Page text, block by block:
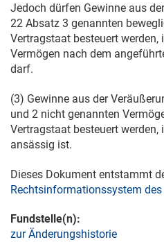
Jedoch dürfen Gewinne aus
22 Absatz 3 genannten
Vertragstaat besteuert
Vermögen nach dem
darf.
(3) Gewinne aus der
und 2 nicht genannten
Vertragstaat besteuert werden,
ansässig ist.
Dieses Dokument entstammt
Rechtsinformationssystem des
Fundstelle(n):
zur Änderungshistorie